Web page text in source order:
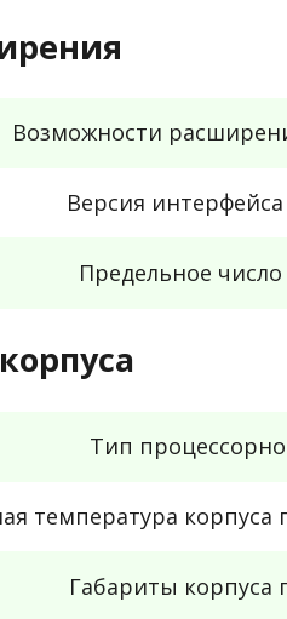
Возможности
Версия интерфейса
Предельное
Тип
температура корпуса
Габариты корпуса